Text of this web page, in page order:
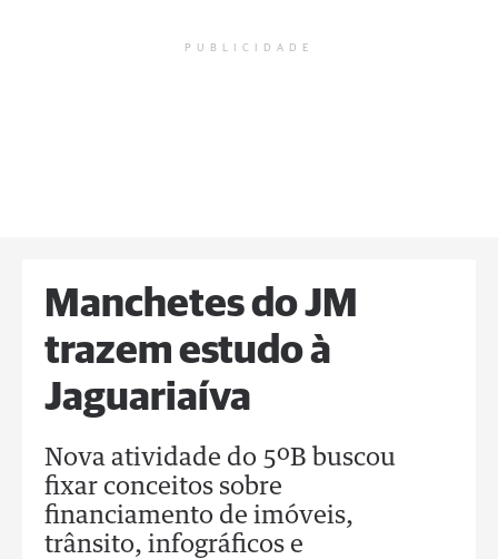
PUBLICIDADE
Manchetes do JM
trazem estudo à
Jaguariaíva
Nova atividade do 5ºB buscou
fixar conceitos sobre
financiamento de imóveis,
trânsito, infográficos e